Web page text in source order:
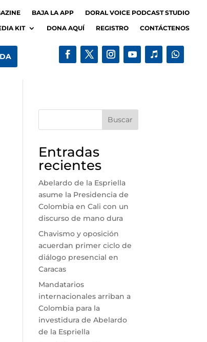
BAJA LA APP
DORAL VOICE PODCAST STUDIO
KIT
DONA AQUÍ REGISTRO CONTÁCTENOS
Buscar
Entradas
recientes
Abelardo de la Espriella
asume la Presidencia de
Colombia en Cali con un
discurso de mano dura
Chavismo y oposición
acuerdan primer ciclo de
diálogo presencial en
Caracas
Mandatarios
internacionales arriban a
Colombia para la
investidura de Abelardo
de la Espriella